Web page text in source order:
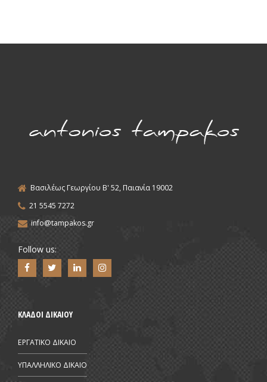
Βασιλέως Γεωργίου Β' 52, Παιανία 19002
21 5545 7272
info@tampakos.gr
Follow us:
ΚΛΑΔΟΙ ΔΙΚΑΙΟΥ
ΕΡΓΑΤΙΚΟ ΔΙΚΑΙΟ
ΥΠΑΛΛΗΛΙΚΟ ΔΙΚΑΙΟ